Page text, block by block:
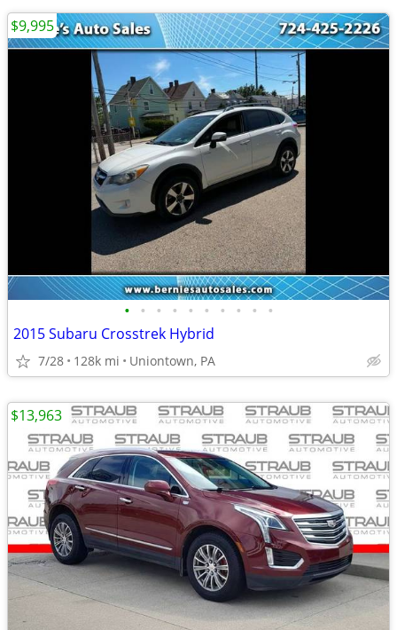
• • • • • • • • • •
2015 Subaru Crosstrek Hybrid
7/28 128k mi Uniontown, PA
$9,995
$13,963